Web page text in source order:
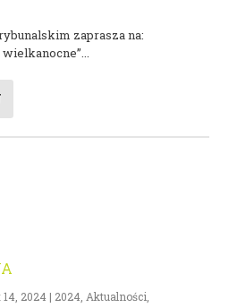
zaprasza na:
14, 2024 | 2024,Aktualności,